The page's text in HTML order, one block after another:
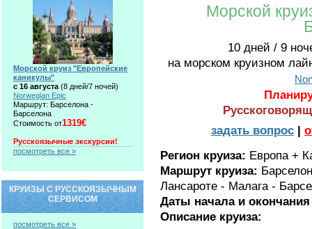
Морской
10 дней / 9
на морском круизном
задать вопрос |
Регион круиза: Европа +
Маршрут круиза:
Лансароте - Малага -
Даты начала и
Описание круиза:
Морской круиз "Европейские
каникулы"
с 16 августа (8 дней/7 ночей)
Norwegian Epic
Маршрут: Барселона -
Барселона
Стоимость от1319€
Русскоязычные экскурсии!
посмотреть все »
КРУИЗЫ С РУССКОЯЗЫЧНЫМ
СЕРВИСОМ
посмотреть все »